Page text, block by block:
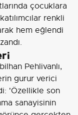
çocuklara
renkli
hem eğlendi
Pehlivanlı,
gurur verici
'Özellikle son
sanayisinin